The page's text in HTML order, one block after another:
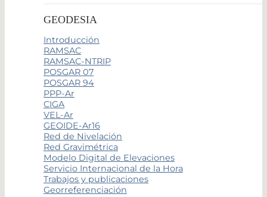
GEODESIA
Introducción
RAMSAC
RAMSAC-NTRIP
POSGAR 07
POSGAR 94
PPP-Ar
CIGA
VEL-Ar
GEOIDE-Ar16
Red de Nivelación
Red Gravimétrica
Modelo Digital de Elevaciones
Servicio Internacional de la Hora
Trabajos y publicaciones
Georreferenciación